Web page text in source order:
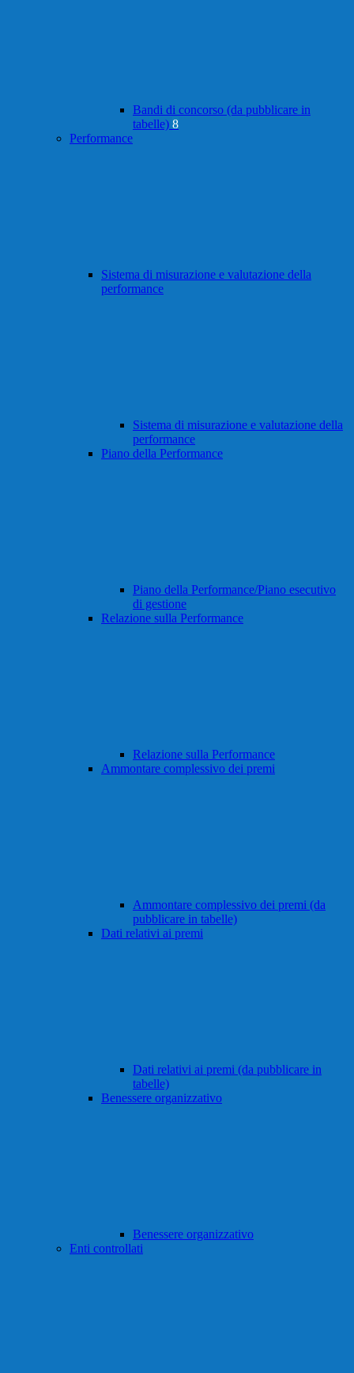
Bandi di concorso (da pubblicare in
tabelle) 8
Performance
Sistema di misurazione e valutazione della
performance
Sistema di misurazione e valutazione della
performance
Piano della Performance
Piano della Performance/Piano esecutivo
di gestione
Relazione sulla Performance
Relazione sulla Performance
Ammontare complessivo dei premi
Ammontare complessivo dei premi (da
pubblicare in tabelle)
Dati relativi ai premi
Dati relativi ai premi (da pubblicare in
tabelle)
Benessere organizzativo
Benessere organizzativo
Enti controllati